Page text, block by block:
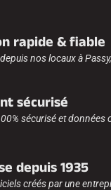
rapide & fiable
nos locaux à
sécurisé
sécurisé et données
depuis 1935
créés par une